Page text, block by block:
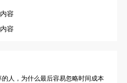
容
容
人，为什么最后容易忽略时间成本